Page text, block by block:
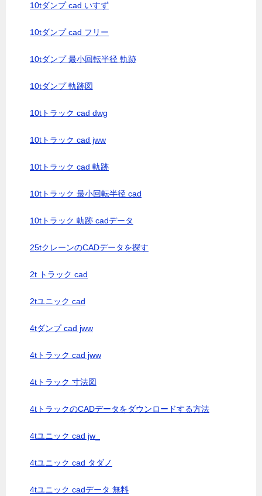
10tダンプ cad いすず
10tダンプ cad フリー
10tダンプ 最小回転半径 軌跡
10tダンプ 軌跡図
10tトラック cad dwg
10tトラック cad jww
10tトラック cad 軌跡
10tトラック 最小回転半径 cad
10tトラック 軌跡 cadデータ
25tクレーンのCADデータを探す
2t トラック cad
2tユニック cad
4tダンプ cad jww
4tトラック cad jww
4tトラック 寸法図
4tトラックのCADデータをダウンロードする方法
4tユニック cad jw_
4tユニック cad タダノ
4tユニック cadデータ 無料